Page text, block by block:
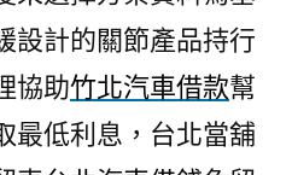
設計的關節產品持行
協助竹北汽車借款幫
最低利息，台北當舖